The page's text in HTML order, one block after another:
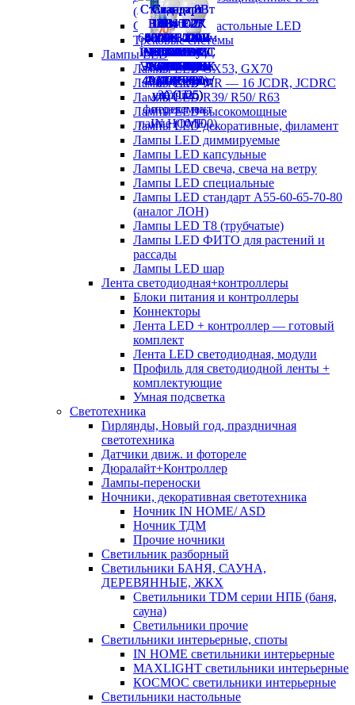
(аналог ЛСП)
Светильники настольные LED
Трековые системы
Лампы LED
Лампы LED GX53, GX70
Лампы LED MR — 16 JCDR, JCDRC
Лампы LED R39/ R50/ R63
Лампы LED высокомощные
Лампы LED декоративные, филамент
Лампы LED диммируемые
Лампы LED капсульные
Лампы LED свеча, свеча на ветру
Лампы LED специальные
Лампы LED стандарт А55-60-65-70-80
(аналог ЛОН)
Лампы LED Т8 (трубчатые)
Лампы LED ФИТО для растений и
рассады
Лампы LED шар
Лента светодиодная+контроллеры
Блоки питания и контроллеры
Коннекторы
Лента LED + контроллер — готовый
комплект
Лента LED светодиодная, модули
Профиль для светодиодной ленты +
комплектующие
Умная подсветка
Светотехника
Гирлянды, Новый год, праздничная
светотехника
Датчики движ. и фотореле
Дюралайт+Контроллер
Лампы-переноски
Ночники, декоративная светотехника
Ночник IN HOME/ ASD
Ночник ТДМ
Прочие ночники
Светильник разборный
Светильники БАНЯ, САУНА,
ДЕРЕВЯННЫЕ, ЖКХ
Светильники TDM серии НПБ (баня,
сауна)
Светильники прочие
Светильники интерьерные, споты
IN HOME светильники интерьерные
MAXLIGHT светильники интерьерные
КОСМОС светильники интерьерные
Светильники настольные